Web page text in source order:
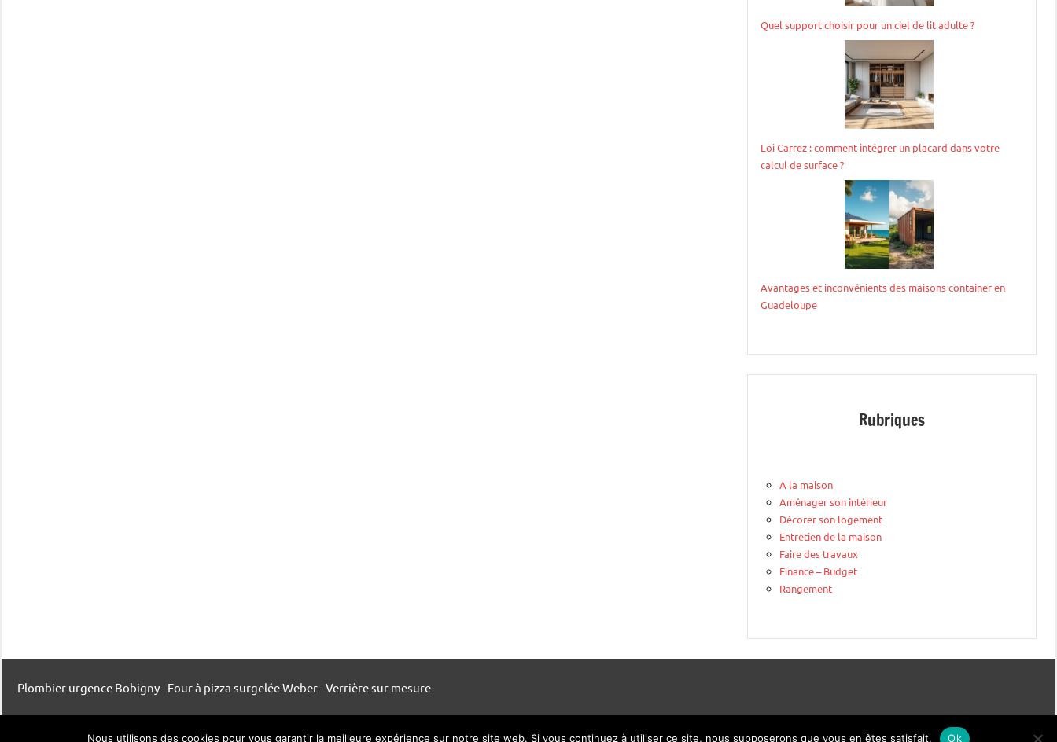
Quel support choisir pour un ciel de lit adulte ?
Loi Carrez : comment intégrer un placard dans votre
calcul de surface ?
Avantages et inconvénients des maisons container en
Guadeloupe
Rubriques
A la maison
Aménager son intérieur
Décorer son logement
Entretien de la maison
Faire des travaux
Finance – Budget
Rangement
Plombier urgence Bobigny- Four à pizza surgelée Weber-Verrière sur mesure
Nous utilisons des cookies pour vous garantir la meilleure expérience sur notre site web. Si vous continuez à utiliser ce site, nous supposerons que vous en êtes satisfait. Ok